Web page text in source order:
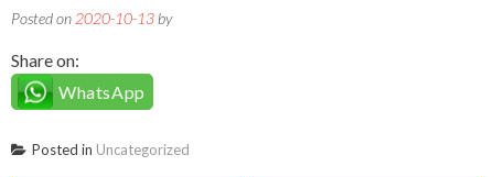
Posted on 2020-10-13 by
Share on:
WhatsApp
Posted in Uncategorized